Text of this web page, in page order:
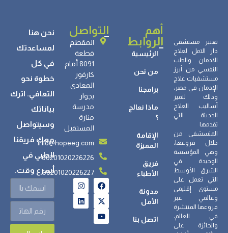
تعتبر مستشفى
دار الامل لعلاج
الادمان والطب
النفسي من أبرز
مستشفيات علاج
الإدمان في مصر،
وذلك لتميز
أساليب العلاج
الحديثة التي
تقدمها
المتسشفى من
خلال فروعها،
وهي المؤسسة
الوحيدة في
الشرق الأوسط
التي تعمل على
مستوى إقليمي
وعالمي عبر
فروعها المنتشرة
في العالم،
والحائزة على
أهم
الروابط
الرئيسية
من نحن
برامجنا
ماذا نعالج
؟
الإقامة
المميزة
فريق
الأطباء
مدونة
الأمل
اتصل بنا
التواصل
المقطم
قطعة
8091 أمام
كارفور
المعادي
بجوار
مدرسة
منارة
المستقبل
info@hopeeg.com
00201020226226
00201020226227
نحن هنا
لمساعدتك
في كل
خطوة نحو
التعافي. اترك
بياناتك
وسيتواصل
معك فريقنا
الطبي في
أسرع وقت.